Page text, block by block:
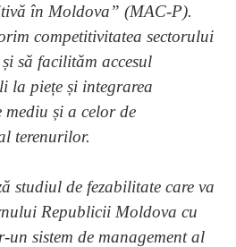
în Moldova” (MAC-P).
competitivitatea sectorului
să facilităm accesul
la piețe și integrarea
și a celor de
terenurilor.
studiul de fezabilitate care va
Republicii Moldova cu
sistem de management al